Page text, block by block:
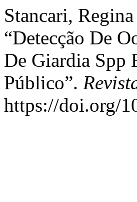
Stancari,
“Detecção De
De Giardia Spp
Público”.
https://doi.org/